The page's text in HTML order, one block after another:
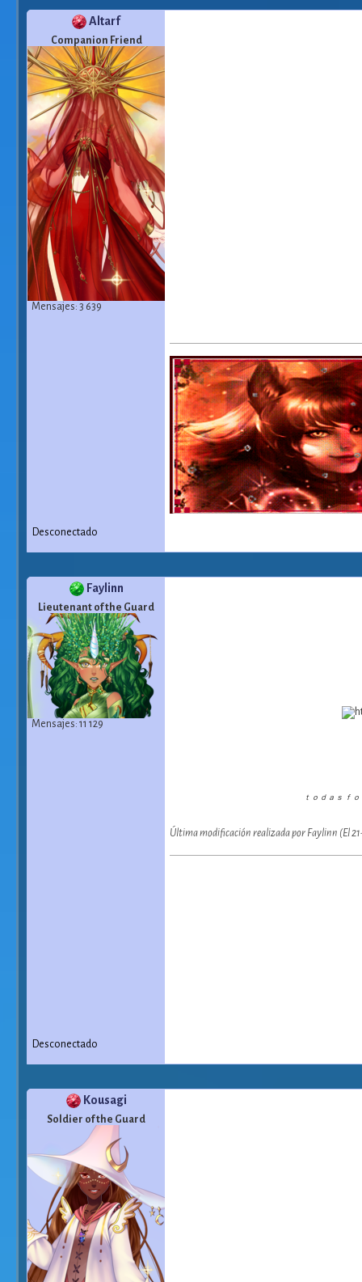
Altarf
Companion Friend
Mensajes: 3 639
Desconectado
Faylinn
Lieutenant of the Guard
Mensajes: 11 129
ｔｏｄａｓ ｆ
Última modificación realizada por Faylinn (El
Desconectado
Kousagi
Soldier of the Guard